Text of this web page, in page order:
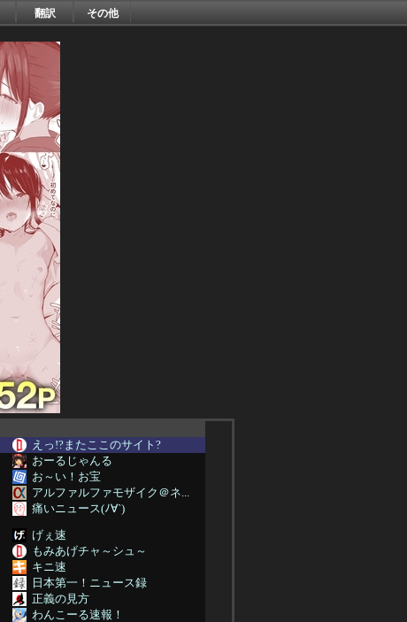
翻訳 その他
えっ!?またここのサイト?
おーるじゃんる
お～い！お宝
アルファルファモザイク＠ネ...
痛いニュース(ﾉ∀`)
げぇ速
もみあげチャ～シュ～
キニ速
日本第一！ニュース録
正義の見方
わんこーる速報！